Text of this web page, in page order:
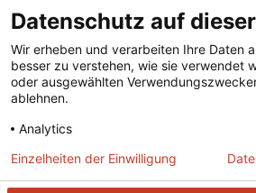
Was ist der Merkur?
Herausgeber /
Redaktion
Verlag
Alle Abos im Überblick
Print-Abo
Digital-Abo
Abo kündigen
Vertrag widerrufen
Datenschutz auf
Wir erheben und verarbeiten Ihre Daten
besser zu verstehen, wie sie verwendet
oder ausgewählten
ablehnen.
Analytics
Einzelheiten der Einwilligung